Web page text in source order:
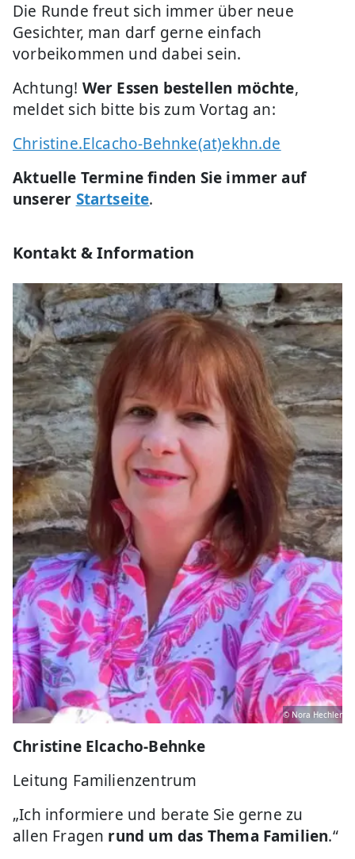
Die Runde freut sich immer über neue
Gesichter, man darf gerne einfach
vorbeikommen und dabei sein.
Achtung! Wer Essen bestellen möchte,
meldet sich bitte bis zum Vortag an:
Christine.Elcacho-Behnke(at)ekhn.de
Aktuelle Termine finden Sie immer auf
unserer Startseite.
Kontakt & Information
© Nora Hechler
Christine Elcacho-Behnke
Leitung Familienzentrum
„Ich informiere und berate Sie gerne zu
allen Fragen rund um das Thema Familien.“